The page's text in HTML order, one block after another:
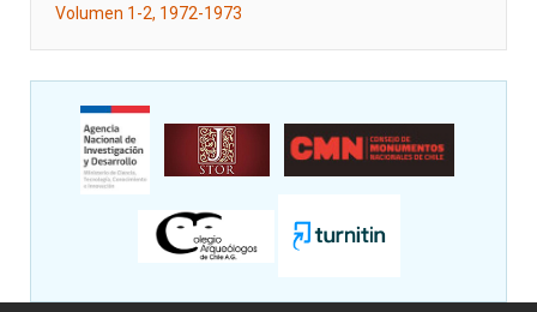
Volumen 1-2, 1972-1973